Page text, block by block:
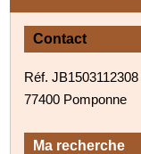
Contact
Réf. JB1503112308
77400 Pomponne
Ma recherche